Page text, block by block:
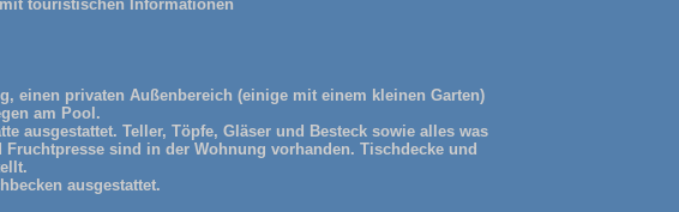
touristischen Informationen
einen privaten Außenbereich (einige mit einem kleinen Garten)
am Pool.
ausgestattet. Teller, Töpfe, Gläser und Besteck sowie alles was
sind in der Wohnung vorhanden. Tischdecke und
ausgestattet.